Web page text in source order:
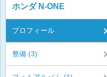
ホンダ N-ONE
プロフィール
整備 (3)